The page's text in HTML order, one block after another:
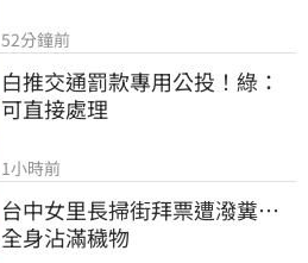
52分鐘前
白推交通罰款專用公投！綠：
可直接處理
1小時前
台中女里長掃街拜票遭潑糞⋯
全身沾滿穢物